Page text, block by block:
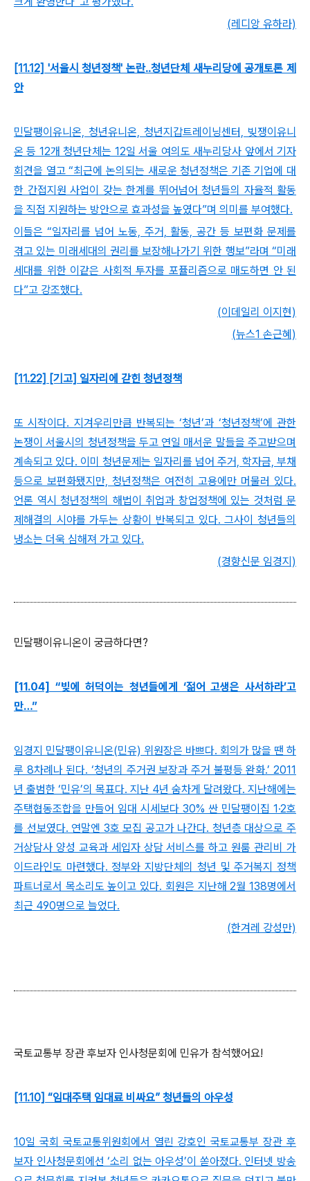
(레디앙 유하라)
[11.12] '서울시 청년정책' 논란..청년단체 새누리당에 공개토론 제
안
민달팽이유니온, 청년유니온, 청년지갑트레이닝센터, 빚쟁이유니
온 등 12개 청년단체는 12일 서울 여의도 새누리당사 앞에서 기자
회견을 열고 “최근에 논의되는 새로운 청년정책은 기존 기업에 대
한 간접지원 사업이 갖는 한계를 뛰어넘어 청년들의 자율적 활동
을 직접 지원하는 방안으로 효과성을 높였다”며 의미를 부여했다.
이들은 “일자리를 넘어 노동, 주거, 활동, 공간 등 보편화 문제를
겪고 있는 미래세대의 권리를 보장해나가기 위한 행보”라며 “미래
세대를 위한 이같은 사회적 투자를 포퓰리즘으로 매도하면 안 된
다”고 강조했다.
(이데일리 이지현)
(뉴스1 손근혜)
[11.22] [기고] 일자리에 갇힌 청년정책
또 시작이다. 지겨우리만큼 반복되는 ‘청년’과 ‘청년정책’에 관한
논쟁이 서울시의 청년정책을 두고 연일 매서운 말들을 주고받으며
계속되고 있다. 이미 청년문제는 일자리를 넘어 주거, 학자금, 부채
등으로 보편화됐지만, 청년정책은 여전히 고용에만 머물러 있다.
언론 역시 청년정책의 해법이 취업과 창업정책에 있는 것처럼 문
제해결의 시야를 가두는 상황이 반복되고 있다. 그사이 청년들의
냉소는 더욱 심해져 가고 있다.
(경향신문 임경지)
민달팽이유니온이 궁금하다면?
[11.04] “빚에 허덕이는 청년들에게 ‘젊어 고생은 사서하라’고
만…”
임경지 민달팽이유니온(민유) 위원장은 바쁘다. 회의가 많을 땐 하
루 8차례나 된다. ‘청년의 주거권 보장과 주거 불평등 완화.’ 2011
년 출범한 ‘민유’의 목표다. 지난 4년 숨차게 달려왔다. 지난해에는
주택협동조합을 만들어 임대 시세보다 30% 싼 민달팽이집 1·2호
를 선보였다. 연말엔 3호 모집 공고가 나간다. 청년층 대상으로 주
거상담사 양성 교육과 세입자 상담 서비스를 하고 원룸 관리비 가
이드라인도 마련했다. 정부와 지방단체의 청년 및 주거복지 정책
파트너로서 목소리도 높이고 있다. 회원은 지난해 2월 138명에서
최근 490명으로 늘었다.
(한겨레 강성만)
국토교통부 장관 후보자 인사청문회에 민유가 참석했어요!
[11.10] “임대주택 임대료 비싸요” 청년들의 아우성
10일 국회 국토교통위원회에서 열린 강호인 국토교통부 장관 후
보자 인사청문회에선 ‘소리 없는 아우성’이 쏟아졌다. 인터넷 방송